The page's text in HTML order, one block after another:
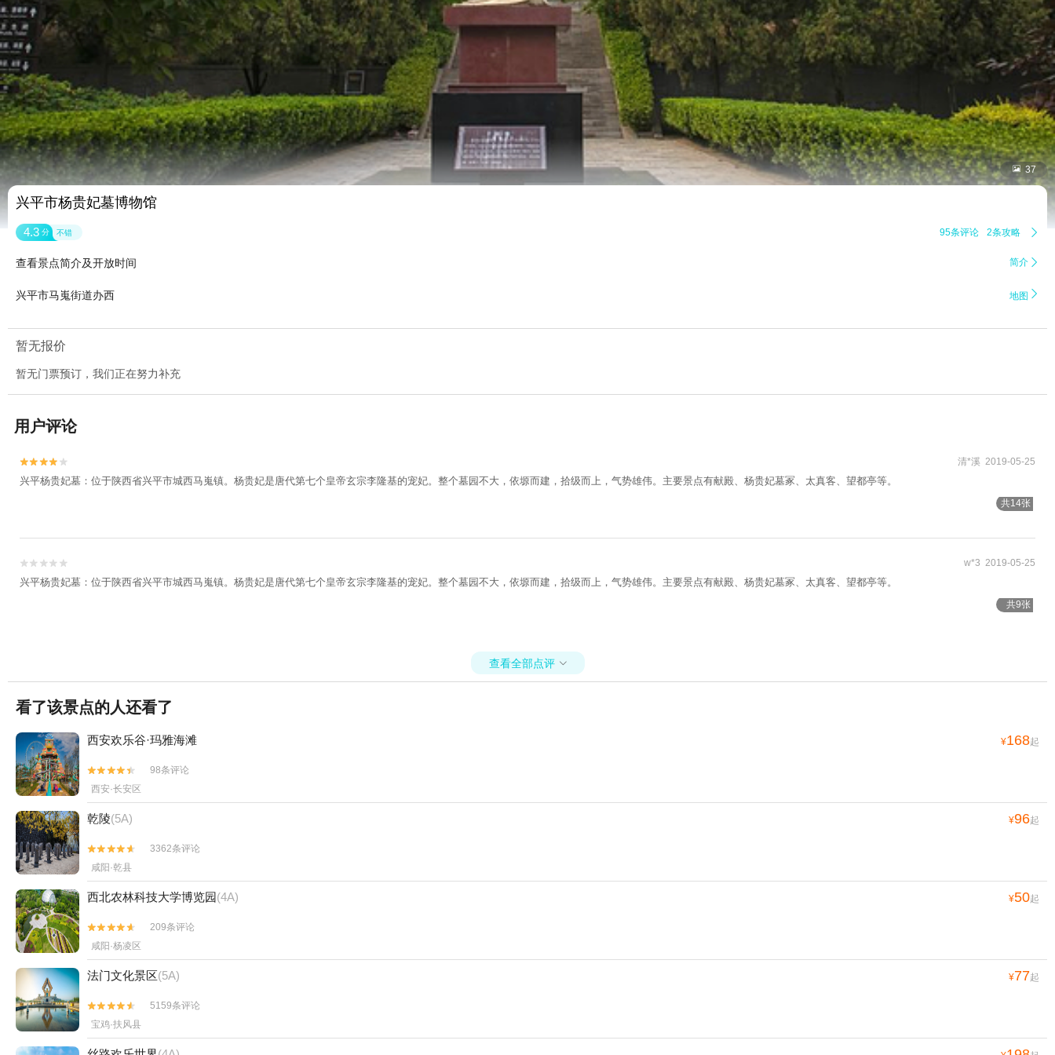
 37
兴平市杨贵妃墓博物馆
4.3 分 不错 95条评论 2条攻略 
查看景点简介及开放时间 简介 
兴平市马嵬街道办西 地图 
暂无报价
暂无门票预订，我们正在努力补充
用户评论

 清*溪 2019-05-25
兴平杨贵妃墓：位于陕西省兴平市城西马嵬镇。杨贵妃是唐代第七个皇帝玄宗李隆基的宠妃。整个墓园不大，依塬而建，拾级而上，气势雄伟。主要景点有献殿、杨贵妃墓冢、太真客、望都亭等。
共14张

 w*3 2019-05-25
兴平杨贵妃墓：位于陕西省兴平市城西马嵬镇。杨贵妃是唐代第七个皇帝玄宗李隆基的宠妃。整个墓园不大，依塬而建，拾级而上，气势雄伟。主要景点有献殿、杨贵妃墓冢、太真客、望都亭等。
共9张
查看全部点评 
看了该景点的人还看了
西安欢乐谷·玛雅海滩 ¥168起


98条评论
西安·长安区
乾陵(5A) ¥96起


3362条评论
咸阳·乾县
西北农林科技大学博览园(4A) ¥50起


209条评论
咸阳·杨凌区
法门文化景区(5A) ¥77起


5159条评论
宝鸡·扶风县